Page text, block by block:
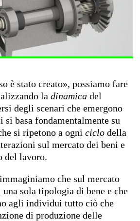
è stato creato», possiamo fare
la dinamica del
degli scenari che emergono
basa fondamentalmente su
si ripetono a ogni ciclo della
sul mercato dei beni e
del lavoro.
che sul mercato
sola tipologia di bene e che
agli individui tutto ciò che
di produzione delle